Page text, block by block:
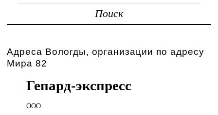
Поиск
Адреса Вологды, организации по адресу
Мира 82
Гепард-экспресс
ООО